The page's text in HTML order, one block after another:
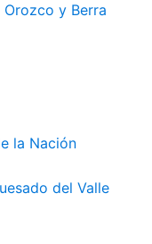
y Berra
la Nación
del Valle